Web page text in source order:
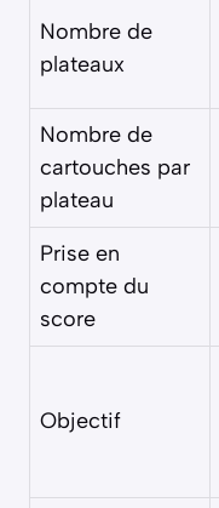
Nombre de
plateaux
Nombre de
cartouches par
plateau
Prise en
compte du
score
Objectif